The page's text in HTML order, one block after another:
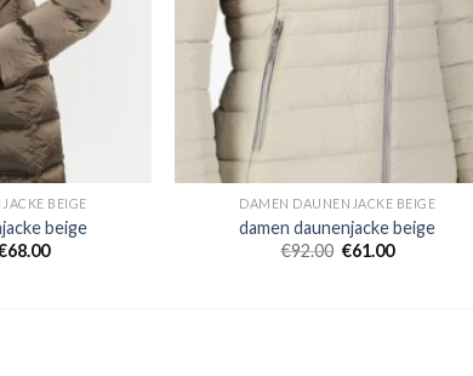
BEIGE
beige
68.00
DAMEN DAUNENJACKE BEIGE
damen daunenjacke beige
€92.00 €61.00